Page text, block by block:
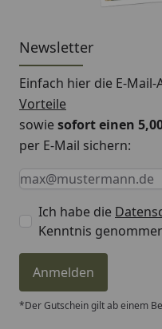
Newsletter
Einfach hier die E-
Vorteile
sowiesofort einen
per E-Mail sichern:
Keine Eingabe
Eingabe erforderlich
E-Mail *
Ich habe die
Kenntnis
Anmelden
*Der Gutschein gilt ab einem